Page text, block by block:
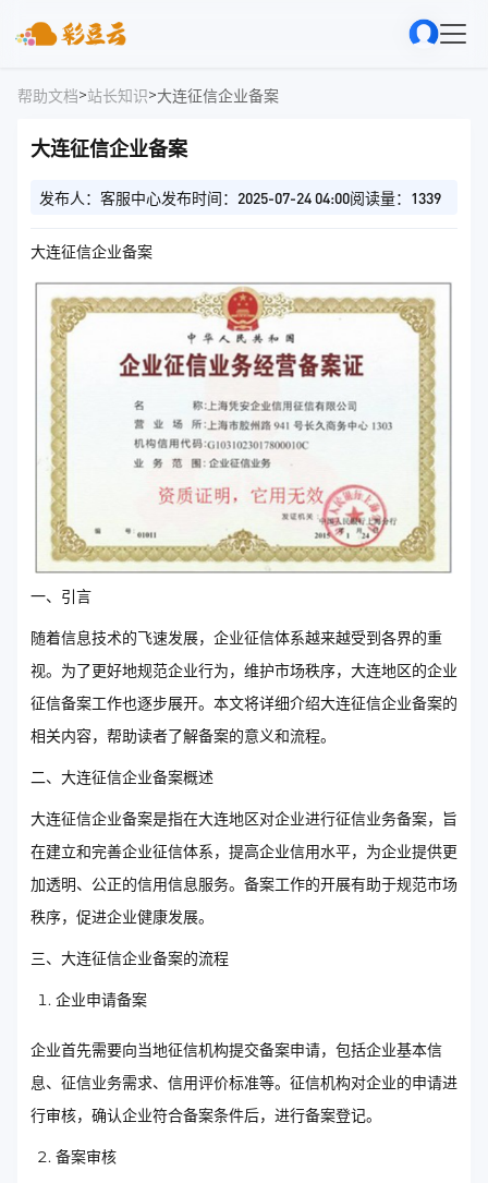
帮助文档>站长知识>大连征信企业备案
大连征信企业备案
发布人：客服中心发布时间：2025-07-24 04:00阅读量：1339
大连征信企业备案
一、引言
随着信息技术的飞速发展，企业征信体系越来越受到各界的重
视。为了更好地规范企业行为，维护市场秩序，大连地区的企业
征信备案工作也逐步展开。本文将详细介绍大连征信企业备案的
相关内容，帮助读者了解备案的意义和流程。
二、大连征信企业备案概述
大连征信企业备案是指在大连地区对企业进行征信业务备案，旨
在建立和完善企业征信体系，提高企业信用水平，为企业提供更
加透明、公正的信用信息服务。备案工作的开展有助于规范市场
秩序，促进企业健康发展。
三、大连征信企业备案的流程
企业申请备案
企业首先需要向当地征信机构提交备案申请，包括企业基本信
息、征信业务需求、信用评价标准等。征信机构对企业的申请进
行审核，确认企业符合备案条件后，进行备案登记。
备案审核